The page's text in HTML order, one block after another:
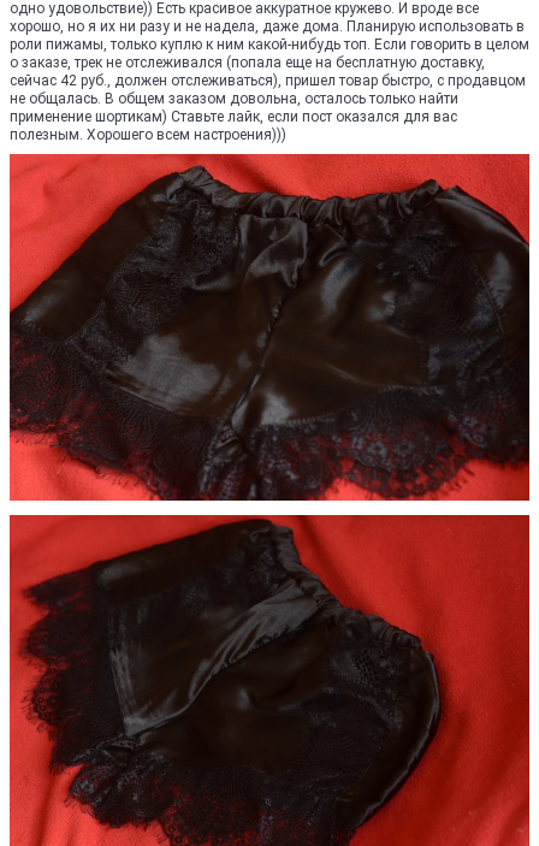
одно удовольствие)) Есть красивое аккуратное кружево. И вроде все
хорошо, но я их ни разу и не надела, даже дома. Планирую использовать в
роли пижамы, только куплю к ним какой-нибудь топ. Если говорить в целом
о заказе, трек не отслеживался (попала еще на бесплатную доставку,
сейчас 42 руб., должен отслеживаться), пришел товар быстро, с продавцом
не общалась. В общем заказом довольна, осталось только найти
применение шортикам) Ставьте лайк, если пост оказался для вас
полезным. Хорошего всем настроения)))